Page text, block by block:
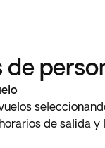
de
de salida y